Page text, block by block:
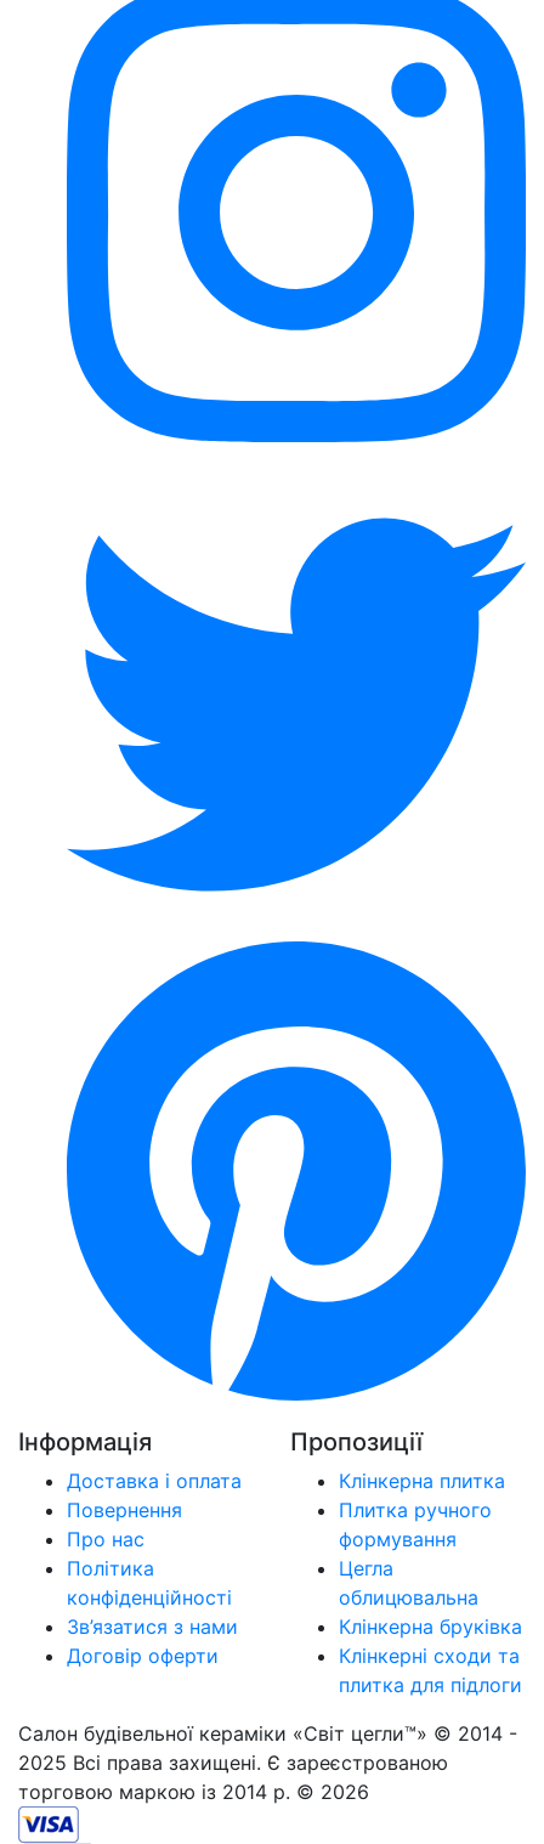
Інформація
Доставка і оплата
Повернення
Про нас
Політика
конфіденційності
Зв’язатися з нами
Договір оферти
Пропозиції
Клінкерна плитка
Плитка ручного
формування
Цегла
облицювальна
Клінкерна бруківка
Клінкерні сходи та
плитка для підлоги
Салон будівельної кераміки «Світ цегли™» © 2014 -
2025 Всі права захищені. Є зареєстрованою
торговою маркою із 2014 р. © 2026